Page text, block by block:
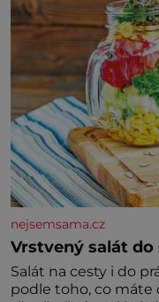
nejsemsama.cz
Vrstvený salát do
Salát na cesty i do
podle toho, co máte